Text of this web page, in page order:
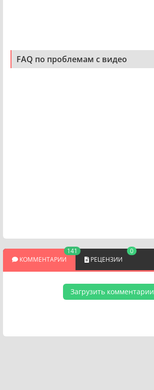
FAQ по проблемам с видео
КОММЕНТАРИИ
141
РЕЦЕНЗИИ
0
Загрузить комментарии